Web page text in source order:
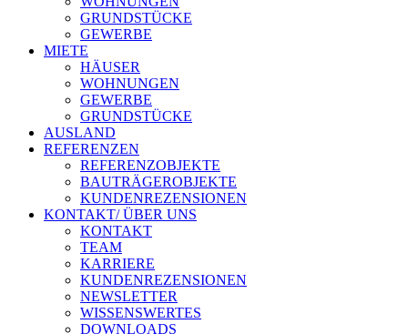
GRUNDSTÜCKE
GEWERBE
MIETE
HÄUSER
WOHNUNGEN
GEWERBE
GRUNDSTÜCKE
AUSLAND
REFERENZEN
REFERENZOBJEKTE
BAUTRÄGEROBJEKTE
KUNDENREZENSIONEN
KONTAKT/ ÜBER UNS
KONTAKT
TEAM
KARRIERE
KUNDENREZENSIONEN
NEWSLETTER
WISSENSWERTES
DOWNLOADS